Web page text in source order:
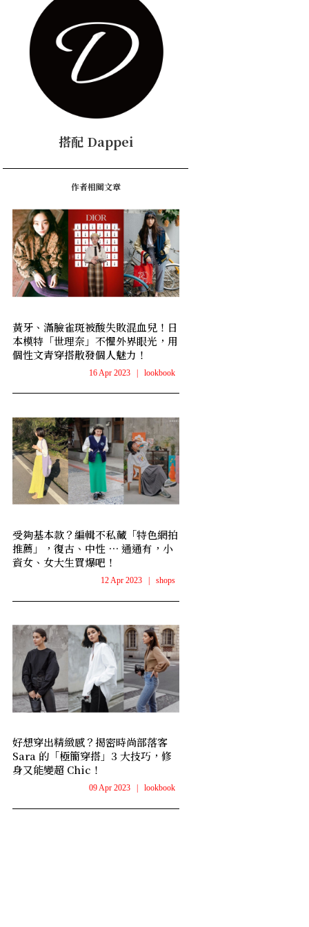
搭配 Dappei
作者相關文章
黃牙、滿臉雀斑被酸失敗混血兒！日
本模特「世理奈」不懼外界眼光，用
個性文青穿搭散發個人魅力！
16 Apr 2023 | lookbook
受夠基本款？編輯不私藏「特色網拍
推薦」，復古、中性 ⋯ 通通有，小
資女、女大生買爆吧！
12 Apr 2023 shops
好想穿出精緻感？揭密時尚部落客
Sara 的「極簡穿搭」3 大技巧，修
身又能變超 Chic！
09 Apr 2023 lookbook